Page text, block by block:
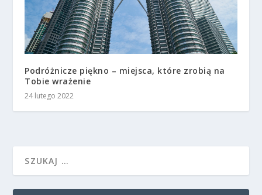
Podróżnicze piękno – miejsca, które zrobią na
Tobie wrażenie
24 lutego 2022